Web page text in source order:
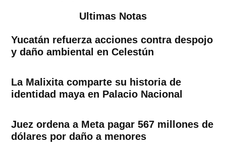
Ultimas Notas
Yucatán refuerza acciones contra despojo
y daño ambiental en Celestún
La Malixita comparte su historia de
identidad maya en Palacio Nacional
Juez ordena a Meta pagar 567 millones de
dólares por daño a menores